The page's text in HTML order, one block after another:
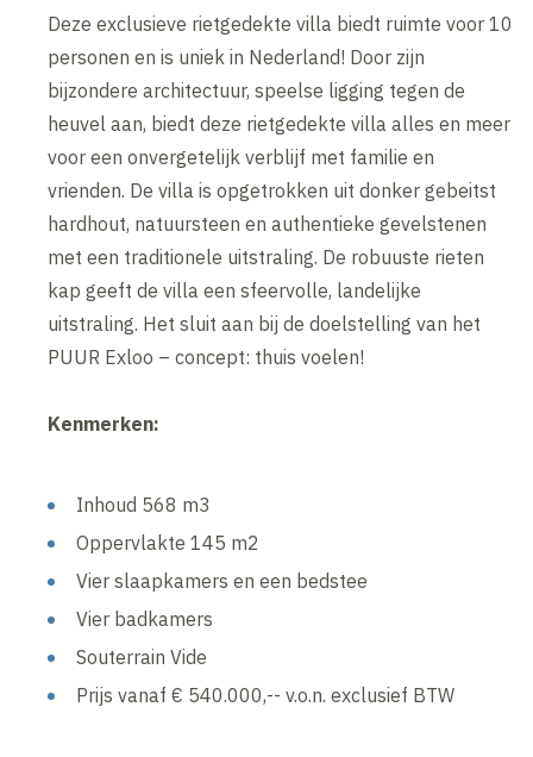
Deze exclusieve rietgedekte villa biedt ruimte voor 10
personen en is uniek in Nederland! Door zijn
bijzondere architectuur, speelse ligging tegen de
heuvel aan, biedt deze rietgedekte villa alles en meer
voor een onvergetelijk verblijf met familie en
vrienden. De villa is opgetrokken uit donker gebeitst
hardhout, natuursteen en authentieke gevelstenen
met een traditionele uitstraling. De robuuste rieten
kap geeft de villa een sfeervolle, landelijke
uitstraling. Het sluit aan bij de doelstelling van het
PUUR Exloo – concept: thuis voelen!
Kenmerken:
Inhoud 568 m3
Oppervlakte 145 m2
Vier slaapkamers en een bedstee
Vier badkamers
Souterrain Vide
Prijs vanaf € 540.000,-- v.o.n. exclusief BTW